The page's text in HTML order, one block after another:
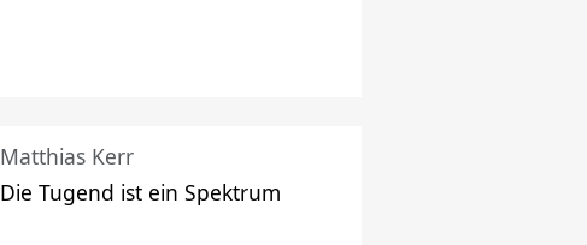
Matthias Kerr
Die Tugend ist ein Spektrum